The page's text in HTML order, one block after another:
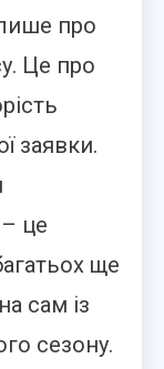
про
Це про
заявки.
це
ще
сам із
сезону.